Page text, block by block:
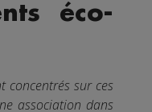
éco-
concentrés sur ces
association dans